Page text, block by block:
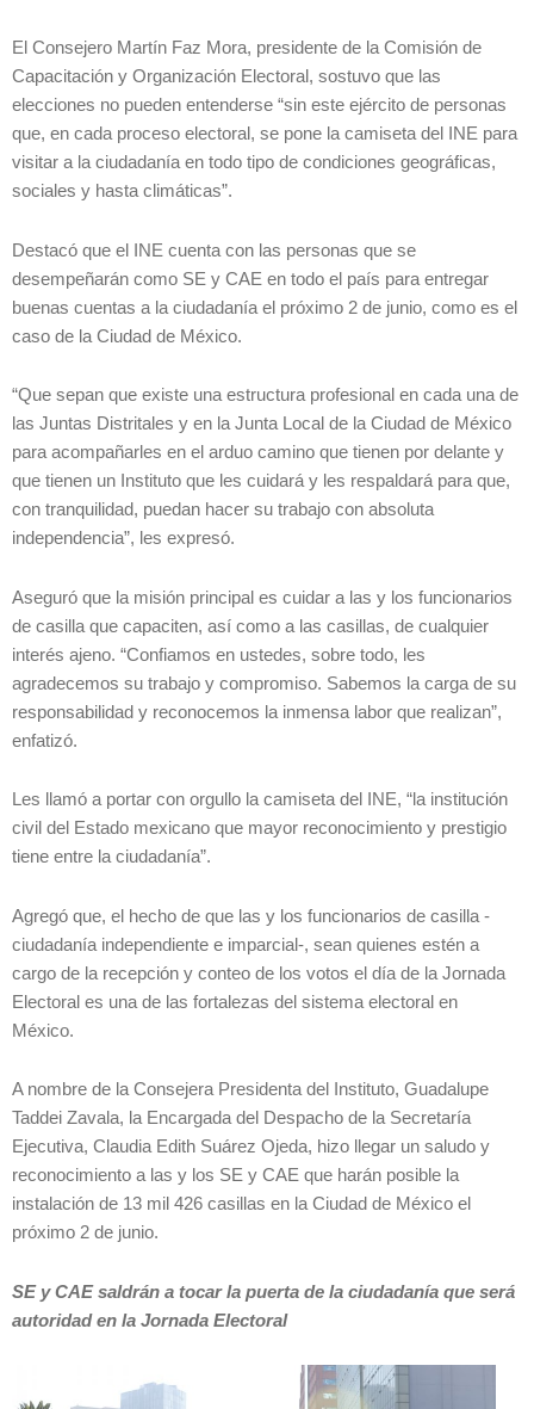
El Consejero Martín Faz Mora, presidente de la Comisión de
Capacitación y Organización Electoral, sostuvo que las
elecciones no pueden entenderse “sin este ejército de personas
que, en cada proceso electoral, se pone la camiseta del INE para
visitar a la ciudadanía en todo tipo de condiciones geográficas,
sociales y hasta climáticas”.
Destacó que el INE cuenta con las personas que se
desempeñarán como SE y CAE en todo el país para entregar
buenas cuentas a la ciudadanía el próximo 2 de junio, como es el
caso de la Ciudad de México.
“Que sepan que existe una estructura profesional en cada una de
las Juntas Distritales y en la Junta Local de la Ciudad de México
para acompañarles en el arduo camino que tienen por delante y
que tienen un Instituto que les cuidará y les respaldará para que,
con tranquilidad, puedan hacer su trabajo con absoluta
independencia”, les expresó.
Aseguró que la misión principal es cuidar a las y los funcionarios
de casilla que capaciten, así como a las casillas, de cualquier
interés ajeno. “Confiamos en ustedes, sobre todo, les
agradecemos su trabajo y compromiso. Sabemos la carga de su
responsabilidad y reconocemos la inmensa labor que realizan”,
enfatizó.
Les llamó a portar con orgullo la camiseta del INE, “la institución
civil del Estado mexicano que mayor reconocimiento y prestigio
tiene entre la ciudadanía”.
Agregó que, el hecho de que las y los funcionarios de casilla -
ciudadanía independiente e imparcial-, sean quienes estén a
cargo de la recepción y conteo de los votos el día de la Jornada
Electoral es una de las fortalezas del sistema electoral en
México.
A nombre de la Consejera Presidenta del Instituto, Guadalupe
Taddei Zavala, la Encargada del Despacho de la Secretaría
Ejecutiva, Claudia Edith Suárez Ojeda, hizo llegar un saludo y
reconocimiento a las y los SE y CAE que harán posible la
instalación de 13 mil 426 casillas en la Ciudad de México el
próximo 2 de junio.
SE y CAE saldrán a tocar la puerta de la ciudadanía que será
autoridad en la Jornada Electoral